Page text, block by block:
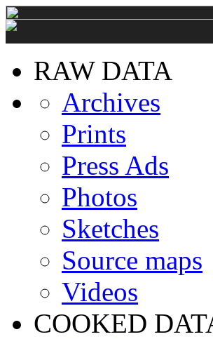
RAW DATA
Archives
Prints
Press Ads
Photos
Sketches
Source maps
Videos
COOKED